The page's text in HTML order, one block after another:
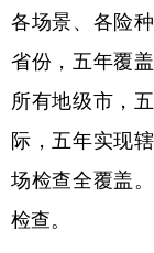
地方频道
北京
辽宁
浙江
各场景、各险
省份，五年覆
所有地级市，
际，五年实现
场检查全覆盖
检查。